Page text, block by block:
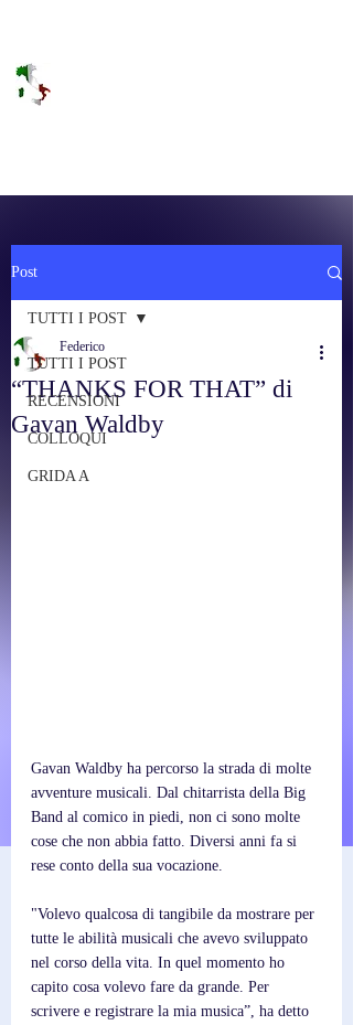
Post
TUTTI I POST
RECENSIONI
COLLOQUI
GRIDA A
TUTTI I POST
“THANKS FOR THAT” di
Gavan Waldby
Federico
Gavan Waldby ha percorso la strada di molte
avventure musicali. Dal chitarrista della Big
Band al comico in piedi, non ci sono molte
cose che non abbia fatto. Diversi anni fa si
rese conto della sua vocazione.
"Volevo qualcosa di tangibile da mostrare per
tutte le abilità musicali che avevo sviluppato
nel corso della vita. In quel momento ho
capito cosa volevo fare da grande. Per
scrivere e registrare la mia musica”, ha detto